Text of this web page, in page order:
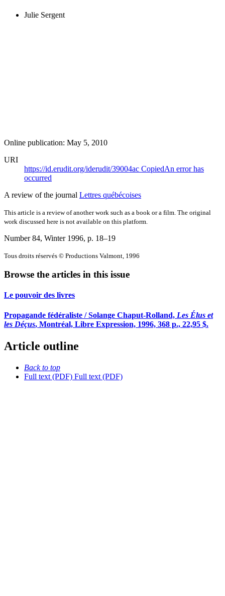
Julie Sergent
Online publication: May 5, 2010
URI
https://id.erudit.org/iderudit/39004ac CopiedAn error has
occurred
A review of the journal Lettres québécoises
This article is a review of another work such as a book or a film. The original
work discussed here is not available on this platform.
Number 84, Winter 1996, p. 18–19
Tous droits réservés © Productions Valmont, 1996
Browse the articles in this issue
Le pouvoir des livres
Propagande fédéraliste / Solange Chaput-Rolland, Les Élus et
les Déçus, Montréal, Libre Expression, 1996, 368 p., 22,95 $.
Article outline
Back to top
Full text (PDF) Full text (PDF)